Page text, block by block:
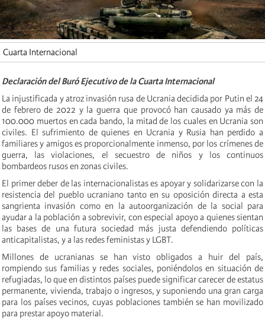
Cuarta Internacional
Declaración delBuró Ejecutivo de la Cuarta Internacional
La injustificada y atroz invasión rusa de Ucrania decidida por Putin el 24
de febrero de 2022 y la guerra que provocó han causado ya más de
100.000 muertos en cada bando, la mitad de los cuales en Ucrania son
civiles. El sufrimiento de quienes en Ucrania y Rusia han perdido a
familiares y amigos es proporcionalmente inmenso, por los crímenes de
guerra, las violaciones, el secuestro de niños y los continuos
bombardeos rusos en zonas civiles.
El primer deber de las internacionalistas es apoyar y solidarizarse con la
resistencia del pueblo ucraniano tanto en su oposición directa a esta
sangrienta invasión como en la autoorganización de la social para
ayudar a la población a sobrevivir, con especial apoyo a quienes sientan
las bases de una futura sociedad más justa defendiendo políticas
anticapitalistas, y a las redes feministas y LGBT.
Millones de ucranianas se han visto obligados a huir del país,
rompiendo sus familias y redes sociales, poniéndolos en situación de
refugiadas, lo que en distintos países puede significar carecer de estatus
permanente, vivienda, trabajo o ingresos, y suponiendo una gran carga
para los países vecinos, cuyas poblaciones también se han movilizado
para prestar apoyo material.